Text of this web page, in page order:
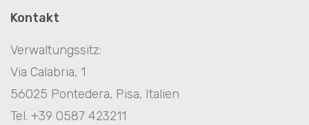
Kontakt
Verwaltungssitz:
Via Calabria, 1
56025 Pontedera, Pisa, Italien
Tel. +39 0587 423211